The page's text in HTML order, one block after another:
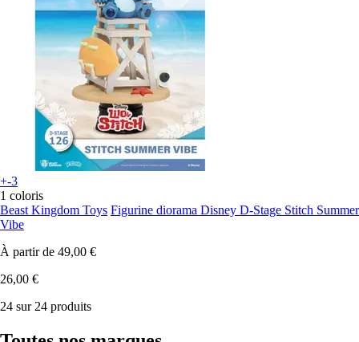
+-3
1 coloris
Beast Kingdom Toys Figurine diorama Disney D-Stage Stitch Summer
Vibe
À partir de 49,00 €
26,00 €
24 sur 24 produits